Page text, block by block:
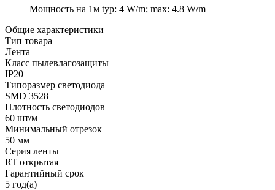
Мощность на 1м typ: 4 W/m; max: 4.8 W/m
Общие характеристики
Тип товара
Лента
Класс пылевлагозащиты
IP20
Типоразмер светодиода
SMD 3528
Плотность светодиодов
60 шт/м
Минимальный отрезок
50 мм
Серия ленты
RT открытая
Гарантийный срок
5 год(а)